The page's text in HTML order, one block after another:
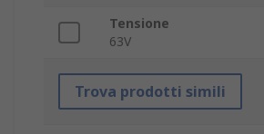
Tensione
63V
Trova prodotti simili